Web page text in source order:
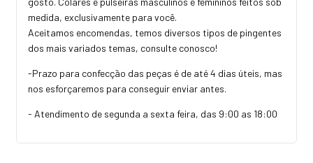
medida, exclusivamente para você.
Aceitamos encomendas, temos diversos tipos de pingentes
dos mais variados temas, consulte conosco!
-Prazo para confecção das peças é de até 4 dias úteis, mas
nos esforçaremos para conseguir enviar antes.
- Atendimento de segunda a sexta feira, das 9:00 as 18:00